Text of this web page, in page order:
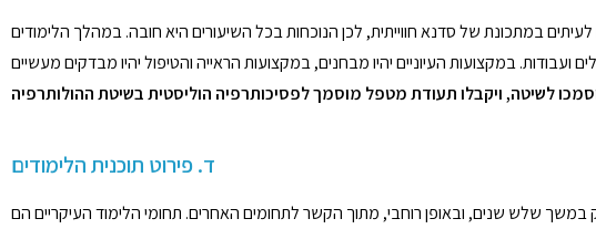
במתכונת של סדנא חווייתית, לכן הנוכחות בכל השיעורים היא חובה. במהלך הלימודים
ד. פירוט תוכנית הלימודים